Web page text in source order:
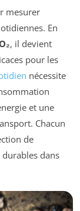
mesurer
En
, il devient
pour les
nécessite
et une
Chacun
de
dans